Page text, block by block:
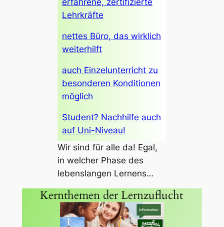
erfahrene, zertifizierte
Lehrkräfte
nettes Büro, das wirklich
weiterhilft
auch Einzelunterricht zu
besonderen Konditionen
möglich
Student? Nachhilfe auch
auf Uni-Niveau!
Wir sind für alle da! Egal,
in welcher Phase des
lebenslangen Lernens…
Kernthemen der Lernzuflucht